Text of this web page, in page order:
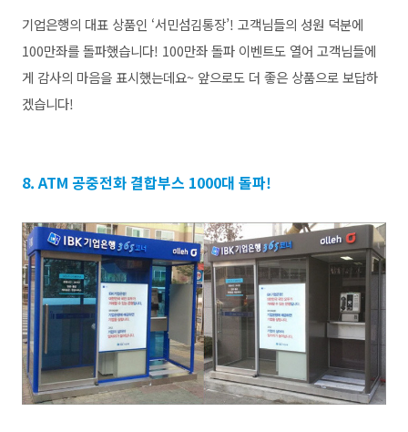
기업은행의 대표 상품인 ‘서민섬김통장’! 고객님들의 성원 덕분에
100만좌를 돌파했습니다! 100만좌 돌파 이벤트도 열어 고객님들에
게 감사의 마음을 표시했는데요~ 앞으로도 더 좋은 상품으로 보답하
겠습니다!
8. ATM 공중전화 결합부스 1000대 돌파!